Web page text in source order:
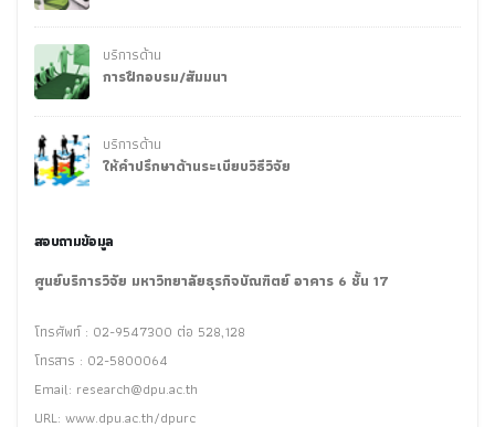
บริการด้าน
การฝึกอบรม/สัมมนา
บริการด้าน
ให้คำปรึกษาด้านระเบียบวิธีวิจัย
สอบถามข้อมูล
ศูนย์บริการวิจัย มหาวิทยาลัยธุรกิจบัณฑิตย์ อาคาร 6 ชั้น 17
โทรศัพท์ : 02-9547300 ต่อ 528,128
โทรสาร : 02-5800064
Email: research@dpu.ac.th
URL: www.dpu.ac.th/dpurc